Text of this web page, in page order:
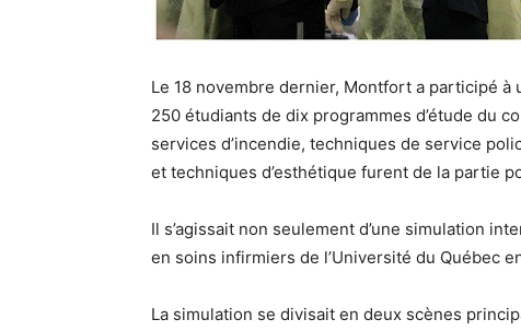
Le 18 novembre dernier, Montfort a participé à
250 étudiants de dix programmes d’étude du
services d’incendie, techniques de service
et techniques d’esthétique furent de la partie
Il s’agissait non seulement d’une simulation
en soins infirmiers de l’Université du Québec
La simulation se divisait en deux scènes